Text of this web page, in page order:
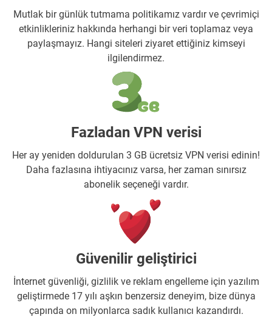
Mutlak bir günlük tutmama politikamız vardır ve çevrimiçi
etkinlikleriniz hakkında herhangi bir veri toplamaz veya
paylaşmayız. Hangi siteleri ziyaret ettiğiniz kimseyi
ilgilendirmez.
Fazladan VPN verisi
Her ay yeniden doldurulan 3 GB ücretsiz VPN verisi edinin!
Daha fazlasına ihtiyacınız varsa, her zaman sınırsız
abonelik seçeneği vardır.
Güvenilir geliştirici
İnternet güvenliği, gizlilik ve reklam engelleme için yazılım
geliştirmede 17 yılı aşkın benzersiz deneyim, bize dünya
çapında on milyonlarca sadık kullanıcı kazandırdı.